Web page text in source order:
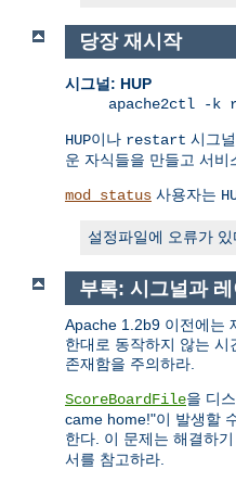
당장 재시작
시그널: HUP
apache2ctl -k
HUP이나 restart 시그
운 자식들을 만들고 서비
mod_status 사용자는
설정파일에 오류가
부록: 시그널과 레
Apache 1.2b9 이전에는
한대로 동작하지 않는
존재함을 주의하라.
ScoreBoardFile을 디
came home!"이 발생할
한다. 이 문제는 해결하
서를 참고하라.